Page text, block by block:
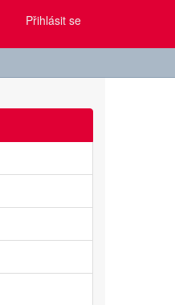
Přihlásit se